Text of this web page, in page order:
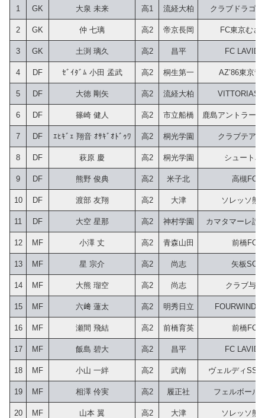
1 GK 大泉 未来 高1 流経大柏 クラブドラゴ
2 GK 仲 七璃 高2 帝京長岡 FC東京むさ
3 GK 土渕 璃久 高2 昌平 FC LAVIDA
4 DF ｾﾞｲﾀﾞﾑ 小田 孟武 高2 桐生第一 AZ’86東京青
5 DF 大徳 剛矢 高2 流経大柏 VITTORIAS
6 DF 篠崎 健人 高2 市立船橋 鹿島アントラー
7 DF ｴﾋｷﾞｪ 翔音 ｵｻｷﾞｵﾄﾞｩﾜ 高2 桐光学園 クラブテア
8 DF 萩原 慶 高2 桐光学園 シュートJY
9 DF 熊野 俊典 高2 米子北 高槻FC
10 DF 渡部 友翔 高2 大津 ソレッソ熊
11 DF 大空 星那 高2 神村学園 カマタマーレ讃
12 MF 小澤 丈 高2 青森山田 前橋FC
13 MF 星 宗介 高2 尚志 矢板SC
14 MF 大熊 瑠空 高2 尚志 クラブ与野
15 MF 六﨑 蓮太 高2 明秀日立 FOURWINDS
16 MF 瀬間 飛結 高2 前橋育英 前橋FC
17 MF 飯島 碧大 高2 昌平 FC LAVIDA
18 MF 小山 一絆 高2 武南 ヴェルディSS
19 MF 相澤 伶実 高2 履正社 フェルボール
20 MF 山本 翼 高2 大津 ソレッソ熊